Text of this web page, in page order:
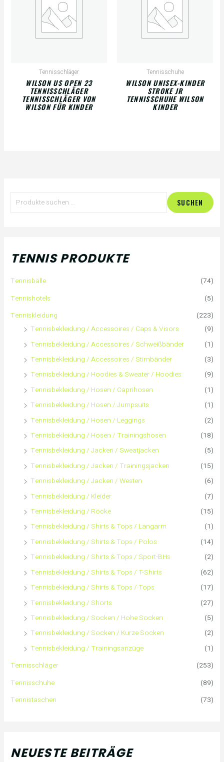
Tennisschläger
WILSON US OPEN 23
TENNISSCHLÄGER
TENNISSCHLÄGER VON
WILSON FÜR KINDER
Tennisschuhe
WILSON UNISEX-KINDER
STROKE JR
TENNISSCHUHE WILSON
KINDER
n
SUCHEN
TENNIS PRODUKTE
Tennisbälle
(74)
Tennishotels
(5)
Tenniskleidung
(223)
Tennisbekleidung / Accessoires / Caps & Visors
(9)
Tennisbekleidung / Accessoires / Schweißbänder
(1)
Tennisbekleidung / Accessoires / Stirnbänder
(3)
Tennisbekleidung / Hoodies & Sweater / Hoodies
(9)
Tennisbekleidung / Hosen / Caprihosen
(1)
Tennisbekleidung / Hosen / Jumpsuits
(1)
Tennisbekleidung / Hosen / Leggings
(2)
Tennisbekleidung / Hosen / Trainingshosen
(18)
Tennisbekleidung / Jacken / Sweatjacken
(5)
Tennisbekleidung / Jacken / Trainingsjacken
(15)
Tennisbekleidung / Jacken / Westen
(6)
Tennisbekleidung / Kleider
(7)
Tennisbekleidung / Röcke
(15)
Tennisbekleidung / Shirts & Tops / Langarm
(1)
Tennisbekleidung / Shirts & Tops / Polos
(14)
Tennisbekleidung / Shirts & Tops / Sport-BHs
(2)
Tennisbekleidung / Shirts & Tops / T-Shirts
(62)
Tennisbekleidung / Shirts & Tops / Tops
(17)
Tennisbekleidung / Shorts
(27)
Tennisbekleidung / Socken / Hohe Socken
(5)
Tennisbekleidung / Socken / Kurze Socken
(2)
Tennisbekleidung / Trainingsanzüge
(1)
Tennisschläger
(253)
Tennisschuhe
(89)
Tennistaschen
(73)
NEUESTE BEITRÄGE